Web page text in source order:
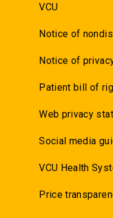
VCU
Notice of
Notice of
Patient bill of
Web privacy
Social media
VCU Health
Price